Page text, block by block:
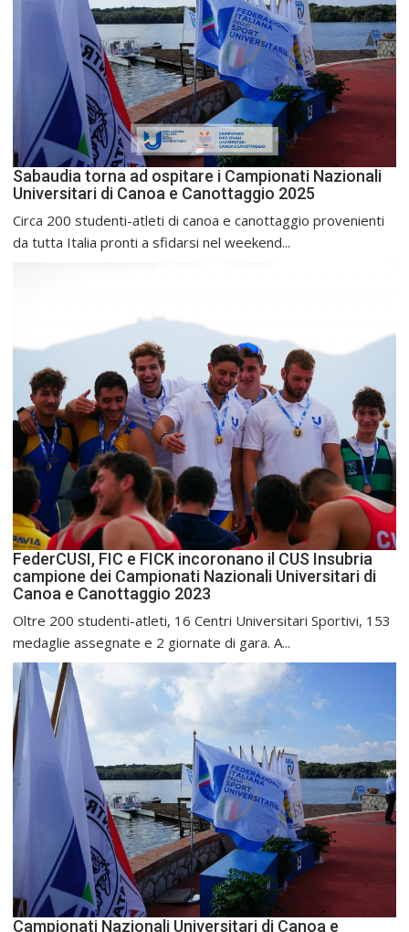
Sabaudia torna ad ospitare i Campionati Nazionali
Universitari di Canoa e Canottaggio 2025
Circa 200 studenti-atleti di canoa e canottaggio provenienti
da tutta Italia pronti a sfidarsi nel weekend...
FederCUSI, FIC e FICK incoronano il CUS Insubria
campione dei Campionati Nazionali Universitari di
Canoa e Canottaggio 2023
Oltre 200 studenti-atleti, 16 Centri Universitari Sportivi, 153
medaglie assegnate e 2 giornate di gara. A...
Campionati Nazionali Universitari di Canoa e